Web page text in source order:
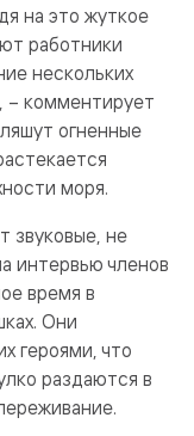
на это жуткое
работники
нескольких
– комментирует
огненные
моря.
звуковые, не
интервью членов
время в
Они
героями, что
раздаются в